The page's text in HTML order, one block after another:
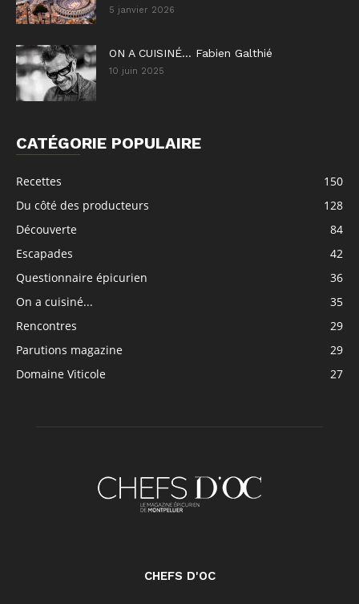
5 janvier 2026
ON A CUISINÉ… Fabien Galthié
10 juin 2025
CATÉGORIE POPULAIRE
Recettes
150
Du côté des producteurs
128
Découverte
84
Escapades
42
Questionnaire épicurien
36
On a cuisiné...
35
Rencontres
29
Parutions magazine
29
Domaine Viticole
27
CHEFS D'OC